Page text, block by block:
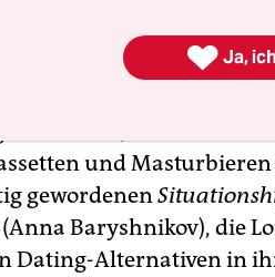
darin eingerichtet.
und Masturbieren
gewordenen
Baryshnikov), die
Dating-Alternativen in
 Ja,